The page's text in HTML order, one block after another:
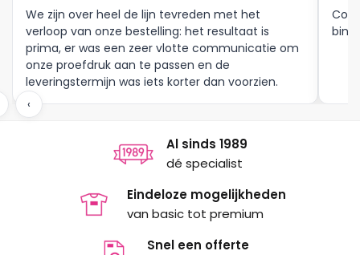
We zijn over heel de lijn tevreden met het
verloop van onze bestelling: het resultaat is
prima, er was een zeer vlotte communicatie om
onze proefdruk aan te passen en de
leveringstermijn was iets korter dan voorzien.
Meer moet dat niet zijn.
‹
Al sinds 1989
dé specialist
Eindeloze mogelijkheden
van basic tot premium
Snel een offerte